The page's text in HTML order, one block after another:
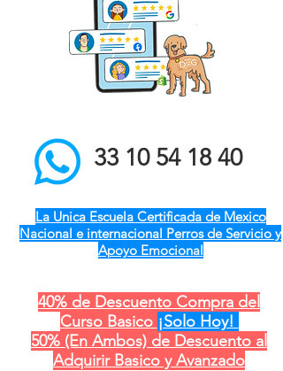
el mejor entrenador de
perros a domicilio qro ver
pue gdl cdmx mty cdmx
modest dog adiestramiento
33 10 54 18 40
La Unica Escuela Certificada de Mexico
Nacional e internacional Perros de Servicio y
Apoyo Emocional
40% de Descuento Compra del
Curso Basico ¡Solo Hoy!
50% (En Ambos) de Descuento al
Adquirir Basico y Avanzado